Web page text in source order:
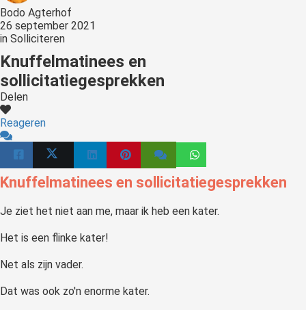
Bodo Agterhof
26 september 2021
in Solliciteren
Knuffelmatinees en
sollicitatiegesprekken
Delen
Reageren
Knuffelmatinees en sollicitatiegesprekken
Je ziet het niet aan me, maar ik heb een kater.
Het is een flinke kater!
Net als zijn vader.
Dat was ook zo'n enorme kater.